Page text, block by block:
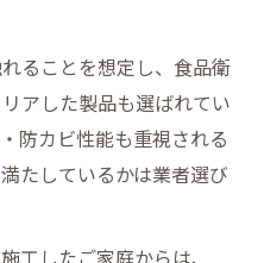
ることを想定し、食品衛
アした製品も選ばれてい
防カビ性能も重視される
たしているかは業者選び